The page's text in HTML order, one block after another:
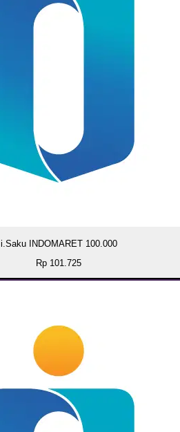
i.Saku INDOMARET 100.000
Rp 101.725